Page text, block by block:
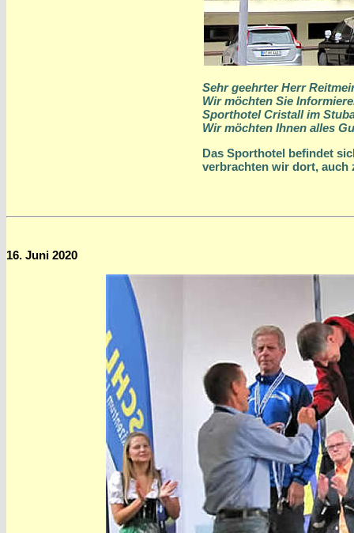
Sehr geehrter Herr
Wir möchten Sie
Sporthotel Cristall im
Wir möchten Ihnen alles
Das Sporthotel befindet
verbrachten wir dort, auch
16. Juni 2020